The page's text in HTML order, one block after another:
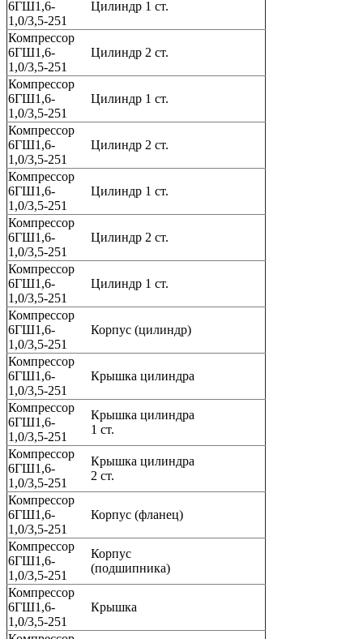
6ГШ1,6-
1,0/3,5-251
Цилиндр 1 ст.
Компрессор
6ГШ1,6-
1,0/3,5-251
Цилиндр 2 ст.
Компрессор
6ГШ1,6-
1,0/3,5-251
Цилиндр 1 ст.
Компрессор
6ГШ1,6-
1,0/3,5-251
Цилиндр 2 ст.
Компрессор
6ГШ1,6-
1,0/3,5-251
Цилиндр 1 ст.
Компрессор
6ГШ1,6-
1,0/3,5-251
Цилиндр 2 ст.
Компрессор
6ГШ1,6-
1,0/3,5-251
Цилиндр 1 ст.
Компрессор
6ГШ1,6-
1,0/3,5-251
Корпус (цилиндр)
Компрессор
6ГШ1,6-
1,0/3,5-251
Крышка цилиндра
Компрессор
6ГШ1,6-
1,0/3,5-251
Крышка цилиндра
1 ст.
Компрессор
6ГШ1,6-
1,0/3,5-251
Крышка цилиндра
2 ст.
Компрессор
6ГШ1,6-
1,0/3,5-251
Корпус (фланец)
Компрессор
6ГШ1,6-
1,0/3,5-251
Корпус
(подшипника)
Компрессор
6ГШ1,6-
1,0/3,5-251
Крышка